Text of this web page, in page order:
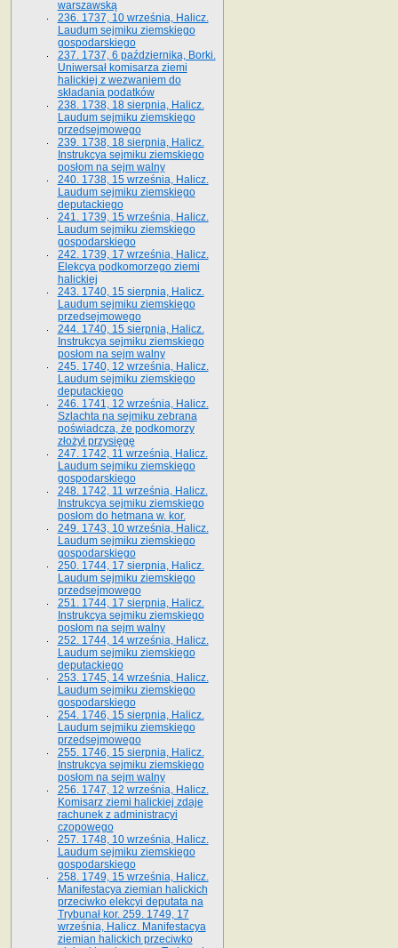
warszawską
236. 1737, 10 września, Halicz.
Laudum sejmiku ziemskiego
gospodarskiego
237. 1737, 6 października, Borki.
Uniwersał komisarza ziemi
halickiej z wezwaniem do
składania podatków
238. 1738, 18 sierpnia, Halicz.
Laudum sejmiku ziemskiego
przedsejmowego
239. 1738, 18 sierpnia, Halicz.
Instrukcya sejmiku ziemskiego
posłom na sejm walny
240. 1738, 15 września, Halicz.
Laudum sejmiku ziemskiego
deputackiego
241. 1739, 15 września, Halicz.
Laudum sejmiku ziemskiego
gospodarskiego
242. 1739, 17 września, Halicz.
Elekcya podkomorzego ziemi
halickiej
243. 1740, 15 sierpnia, Halicz.
Laudum sejmiku ziemskiego
przedsejmowego
244. 1740, 15 sierpnia, Halicz.
Instrukcya sejmiku ziemskiego
posłom na sejm walny
245. 1740, 12 września, Halicz.
Laudum sejmiku ziemskiego
deputackiego
246. 1741, 12 września, Halicz.
Szlachta na sejmiku zebrana
poświadcza, że podkomorzy
złożył przysięgę
247. 1742, 11 września, Halicz.
Laudum sejmiku ziemskiego
gospodarskiego
248. 1742, 11 września, Halicz.
Instrukcya sejmiku ziemskiego
posłom do hetmana w. kor.
249. 1743, 10 września, Halicz.
Laudum sejmiku ziemskiego
gospodarskiego
250. 1744, 17 sierpnia, Halicz.
Laudum sejmiku ziemskiego
przedsejmowego
251. 1744, 17 sierpnia, Halicz.
Instrukcya sejmiku ziemskiego
posłom na sejm walny
252. 1744, 14 września, Halicz.
Laudum sejmiku ziemskiego
deputackiego
253. 1745, 14 września, Halicz.
Laudum sejmiku ziemskiego
gospodarskiego
254. 1746, 15 sierpnia, Halicz.
Laudum sejmiku ziemskiego
przedsejmowego
255. 1746, 15 sierpnia, Halicz.
Instrukcya sejmiku ziemskiego
posłom na sejm walny
256. 1747, 12 września, Halicz.
Komisarz ziemi halickiej zdaje
rachunek z administracyi
czopowego
257. 1748, 10 września, Halicz.
Laudum sejmiku ziemskiego
gospodarskiego
258. 1749, 15 września, Halicz.
Manifestacya ziemian halickich
przeciwko elekcyi deputata na
Trybunał kor. 259. 1749, 17
września, Halicz. Manifestacya
ziemian halickich przeciwko